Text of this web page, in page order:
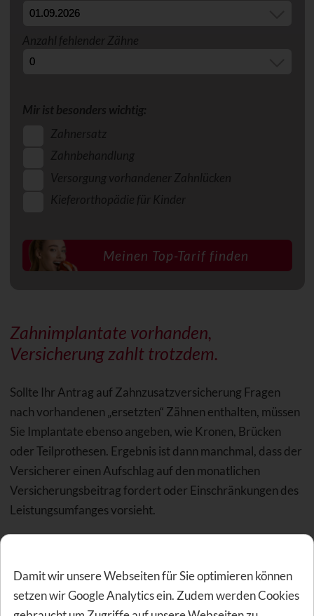
Anzahl fehlender Zähne
Mir ist besonders wichtig:
Zahnersatz
Zahnbehandlung
Versorgung vorhandener Zahnlücken
Kieferorthopädie für Kinder
Zahnimplantate vorhanden,
Versicherung zahlt trotzdem.
Sollte Ihr Antrag auf Zahnzusatzversicherung Fragen
nach vorhandenen „ersetzten“ Zähnen enthalten, müssen
Sie Implantate ebenso angeben, wie Kronen, Brücken
oder Teilprothesen. Ergebnis ist dann manchmal, dass der
Versicherer einen Aufschlag auf den monatlichen
Versicherungsbeitrag fordert oder Einschränkungen des
Leistungsumfanges vorsieht.
eine Zahnzusatzversicherung, die für maximal 5
Implantate Kosten erstattet. Sollten Sie bei
Antragstellung bereits 2 Implantate besitzen, reduziert
Damit wir unsere Webseiten für Sie optimieren können
setzen wir Google Analytics ein. Zudem werden Cookies